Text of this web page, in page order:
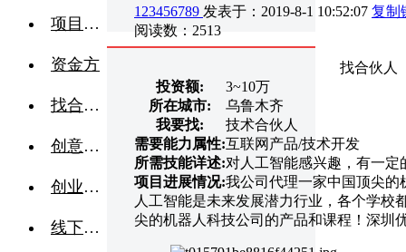
项目融资
资金方
找合伙人
创意点子
创业交流
线下活动
123456789 发表于：2019-8-1 10:52:07 复制
阅读数：2513
找合伙人
投资额:
3~10万
所在城市:
乌鲁木齐
我要找:
技术合伙人
需要能力属性:互联网产品/技术开发
所需技能详述:对人工智能感兴趣，有一定
项目进展情况:我公司代理一家中国顶尖
人工智能是未来发展潜力行业，各个学校
尖的机器人科技公司的产品和课程！深圳